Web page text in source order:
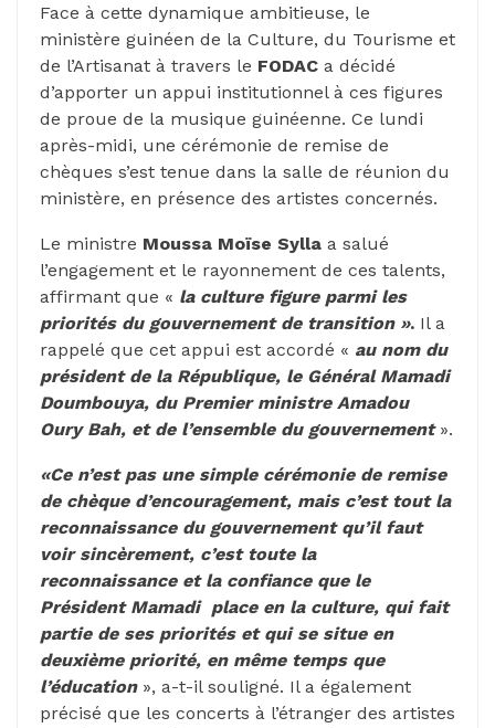
Face à cette dynamique ambitieuse, le
ministère guinéen de la Culture, du Tourisme et
de l’Artisanat à travers le FODAC a décidé
d’apporter un appui institutionnel à ces figures
de proue de la musique guinéenne. Ce lundi
après-midi, une cérémonie de remise de
chèques s’est tenue dans la salle de réunion du
ministère, en présence des artistes concernés.
Le ministre Moussa Moïse Sylla a salué
l’engagement et le rayonnement de ces talents,
affirmant que « la culture figure parmi les
priorités du gouvernement de transition ». Il a
rappelé que cet appui est accordé « au nom du
président de la République, le Général Mamadi
Doumbouya, du Premier ministre Amadou
Oury Bah, et de l’ensemble du gouvernement ».
«Ce n’est pas une simple cérémonie de remise
de chèque d’encouragement, mais c’est tout la
reconnaissance du gouvernement qu’il faut
voir sincèrement, c’est toute la
reconnaissance et la confiance que le
Président Mamadi place en la culture, qui fait
partie de ses priorités et qui se situe en
deuxième priorité, en même temps que
l’éducation», a-t-il souligné. Il a également
précisé que les concerts à l’étranger des artistes